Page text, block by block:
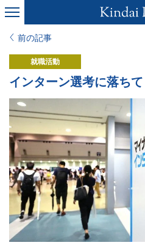
前の記事
就職活動
インターン選考に落ち